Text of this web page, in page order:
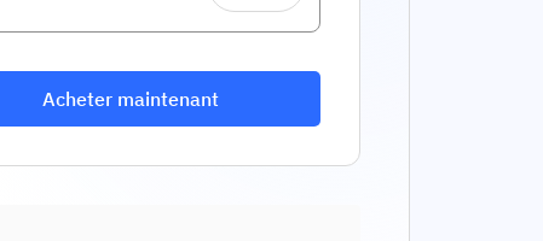
Acheter maintenant